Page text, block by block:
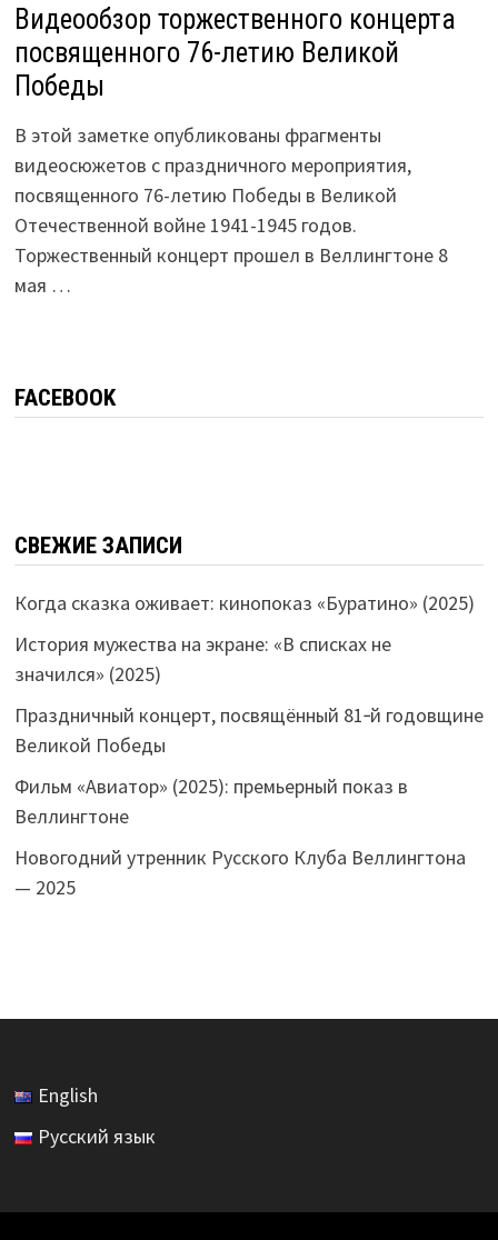
Видеообзор торжественного концерта
посвященного 76-летию Великой
Победы
В этой заметке опубликованы фрагменты
видеосюжетов с праздничного мероприятия,
посвященного 76-летию Победы в Великой
Отечественной войне 1941-1945 годов.
Торжественный концерт прошел в Веллингтоне 8
мая …
FACEBOOK
СВЕЖИЕ ЗАПИСИ
Когда сказка оживает: кинопоказ «Буратино» (2025)
История мужества на экране: «В списках не
значился» (2025)
Праздничный концерт, посвящённый 81‑й годовщине
Великой Победы
Фильм «Авиатор» (2025): премьерный показ в
Веллингтоне
Новогодний утренник Русского Клуба Веллингтона
— 2025
English
Русский язык